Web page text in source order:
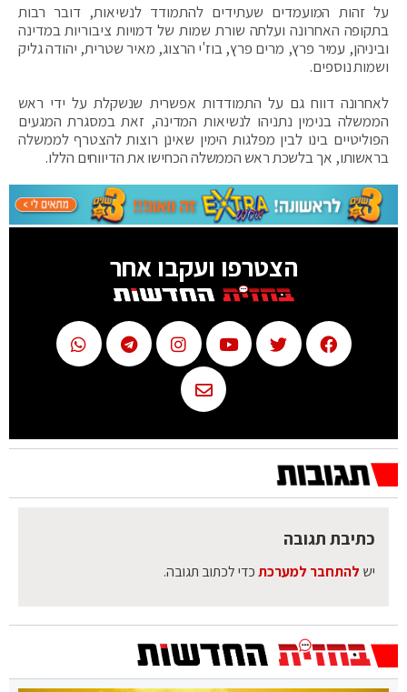
על זהות המועמדים שעתידים להתמודד לנשיאות, דובר רבות
בתקופה האחרונה ועלתה שורת שמות של דמויות ציבוריות במדינה
וביניהן, עמיר פרץ, מרים פרץ, בוז'י הרצוג, מאיר שטרית, יהודה גליק
ושמות נוספים.
לאחרונה דווח גם על התמודדות אפשרית שנשקלת על ידי ראש
הממשלה בנימין נתניהו לנשיאות המדינה, זאת במסגרת המגעים
הפוליטיים בינו לבין מפלגות הימין שאינן רוצות להצטרף לממשלה
בראשותו, אך בלשכת ראש הממשלה הכחישו את הדיווחים הללו.
הצטרפו ועקבו אחר
כתיבת תגובה
יש להתחבר למערכתכדי לכתוב תגובה.